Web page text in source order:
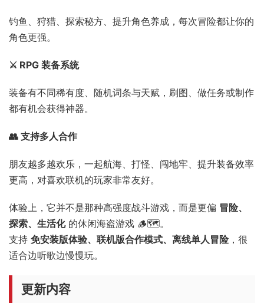
钓鱼、狩猎、探索秘方、提升角色养成，每次冒险都让你的
角色更强。
⚔️ RPG 装备系统
装备有不同稀有度、随机词条与天赋，刷图、做任务或制作
都有机会获得神器。
👥 支持多人合作
朋友越多越欢乐，一起航海、打怪、闯地牢、提升装备效率
更高，对喜欢联机的玩家非常友好。
体验上，它并不是那种高强度战斗游戏，而是更偏 冒险、
探索、生活化的休闲海盗游戏 🪵🗺️。
支持 免安装版体验、联机版合作模式、离线单人冒险，很
适合边听歌边慢慢玩。
更新内容